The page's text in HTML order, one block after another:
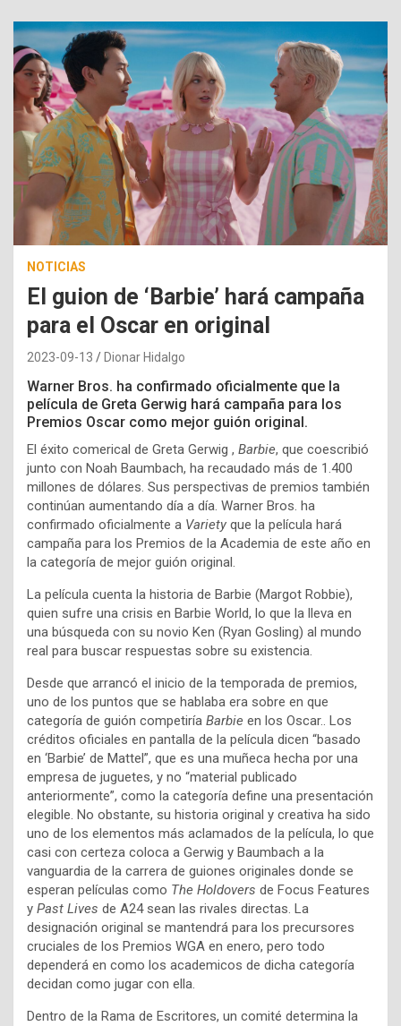
NOTICIAS
El guion de ‘Barbie’ hará campaña
para el Oscar en original
2023-09-13 Dionar Hidalgo
Warner Bros. ha confirmado oficialmente que la
película de Greta Gerwig hará campaña para los
Premios Oscar como mejor guión original.
El éxito comerical de Greta Gerwig , Barbie, que coescribió
junto con Noah Baumbach, ha recaudado más de 1.400
millones de dólares. Sus perspectivas de premios también
continúan aumentando día a día. Warner Bros. ha
confirmado oficialmente a Variety que la película hará
campaña para los Premios de la Academia de este año en
la categoría de mejor guión original.
La película cuenta la historia de Barbie (Margot Robbie),
quien sufre una crisis en Barbie World, lo que la lleva en
una búsqueda con su novio Ken (Ryan Gosling) al mundo
real para buscar respuestas sobre su existencia.
Desde que arrancó el inicio de la temporada de premios,
uno de los puntos que se hablaba era sobre en que
categoría de guión competiría Barbie en los Oscar.. Los
créditos oficiales en pantalla de la película dicen “basado
en ‘Barbie’ de Mattel”, que es una muñeca hecha por una
empresa de juguetes, y no “material publicado
anteriormente”, como la categoría define una presentación
elegible. No obstante, su historia original y creativa ha sido
uno de los elementos más aclamados de la película, lo que
casi con certeza coloca a Gerwig y Baumbach a la
vanguardia de la carrera de guiones originales donde se
esperan películas como The Holdovers de Focus Features
y Past Lives de A24 sean las rivales directas. La
designación original se mantendrá para los precursores
cruciales de los Premios WGA en enero, pero todo
dependerá en como los academicos de dicha categoría
decidan como jugar con ella.
Dentro de la Rama de Escritores, un comité determina la